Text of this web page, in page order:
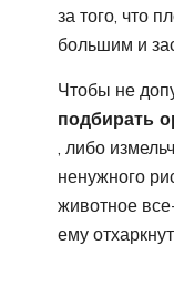
за того, что
большим и
Чтобы не
подбирать
, либо
ненужного
животное
ему